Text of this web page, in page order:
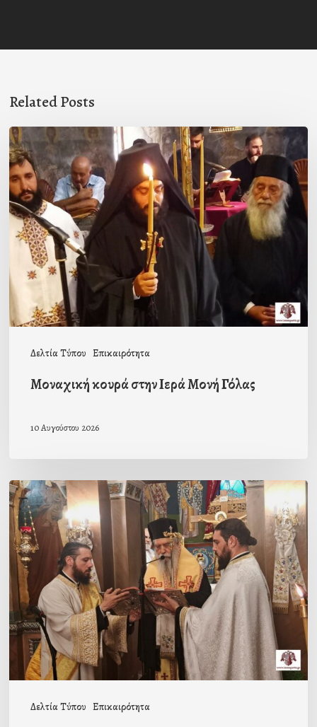
Related Posts
Δελτία Τύπου Επικαιρότητα
Μοναχική
κουρά
στην
Ιερά
Μονή
Γόλας
Μοναχική κουρά στην Ιερά Μονή Γόλας
10 Αυγούστου 2026
Δελτία Τύπου Επικαιρότητα
Ιερά
Παράκληση
στον
Ι.Ν.
Κοιμήσεως
της
Θεοτόκου
Μαγούλας